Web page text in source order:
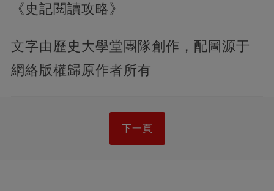
《史記閱讀攻略》
文字由歷史大學堂團隊創作，配圖源于
網絡版權歸原作者所有
下一頁